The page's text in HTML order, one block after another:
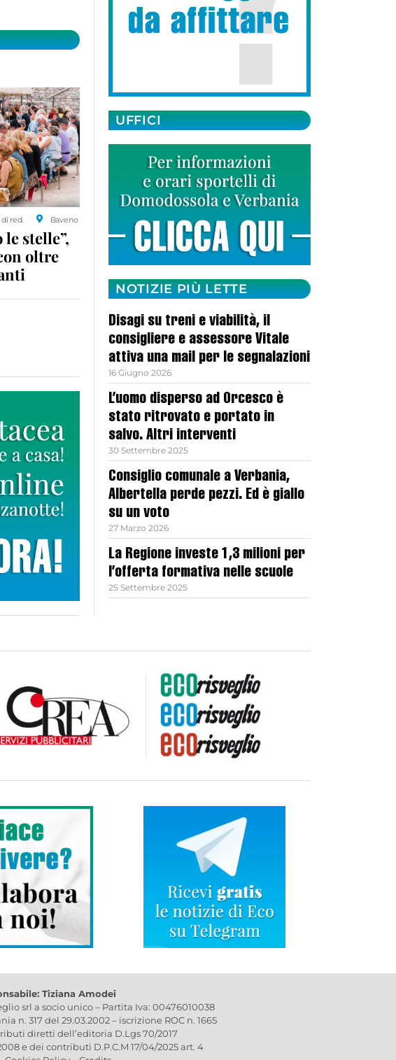
di red. Baveno
le stelle”,
oltre
UFFICI
NOTIZIE PIÙ LETTE
Disagi su treni e viabilità, il
consigliere e assessore Vitale
attiva una mail per le segnalazioni
16 Giugno 2026
L’uomo disperso ad Orcesco è
stato ritrovato e portato in
salvo. Altri interventi
30 Settembre 2025
Consiglio comunale a Verbania,
Albertella perde pezzi. Ed è giallo
su un voto
27 Marzo 2026
La Regione investe 1,3 milioni per
l’offerta formativa nelle scuole
25 Settembre 2025
Tiziana Amodei
srl a socio unico – Partita Iva: 00476010038
n. 317 del 29.03.2002 – iscrizione ROC n. 1665
diretti dell’editoria D.Lgs 70/2017
e dei contributi D.P.C.M 17/04/2025 art. 4